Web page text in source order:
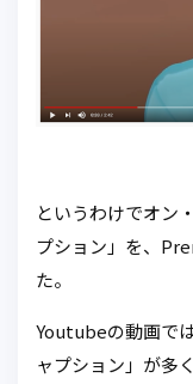
というわけでオン
プション」を、
た。
Youtubeの動画で
ャプション」が多